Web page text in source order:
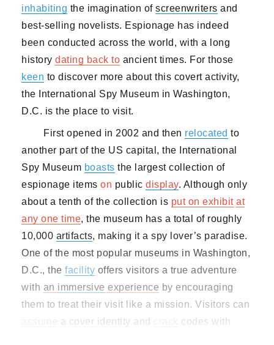
inhabiting the imagination of screenwriters and
best-selling novelists. Espionage has indeed
been conducted across the world, with a long
history dating back to ancient times. For those
keen to discover more about this covert activity,
the International Spy Museum in Washington,
D.C. is the place to visit.
First opened in 2002 and then relocated to
another part of the US capital, the International
Spy Museum boasts the largest collection of
espionage items on public display. Although only
about a tenth of the collection is put on exhibit at
any one time, the museum has a total of roughly
10,000 artifacts, making it a spy lover’s paradise.
One of the most popular museums in Washington,
D.C., the facility offers visitors a true adventure
with an immersive experience by encouraging
them to treat their visit like a mission. Visitors can
assume a cover identity and crack codes with